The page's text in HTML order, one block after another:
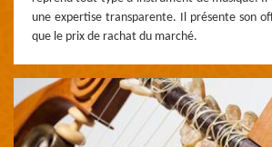
une expertise transparente. Il présente son
que le prix de rachat du marché.